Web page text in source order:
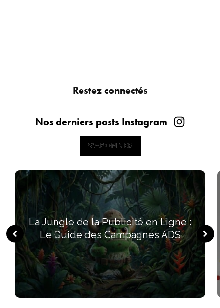
Restez connectés
Nos derniers posts Instagram
S'ABONNER
S'ABONNER
La Jungle de la Publicité en Ligne :
Le Guide des Campagnes ADS